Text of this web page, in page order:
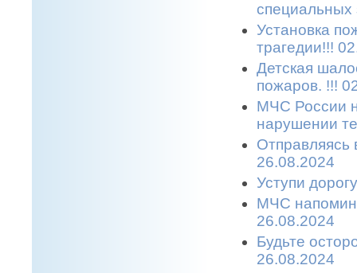
специальных
Установка
трагедии!!!
Детская
пожаров. !!!
МЧС России
нарушении
Отправляясь
26.08.2024
Уступи
МЧС
26.08.2024
Будьте
26.08.2024